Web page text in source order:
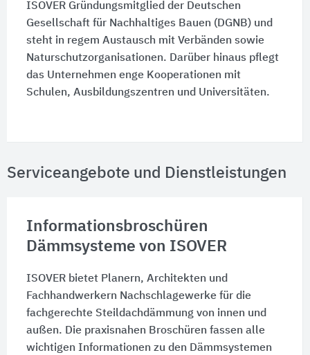
ISOVER Gründungsmitglied der Deutschen
Gesellschaft für Nachhaltiges Bauen (DGNB) und
steht in regem Austausch mit Verbänden sowie
Naturschutzorganisationen. Darüber hinaus pflegt
das Unternehmen enge Kooperationen mit
Schulen, Ausbildungszentren und Universitäten.
Serviceangebote und Dienstleistungen
Informationsbroschüren
Dämmsysteme von ISOVER
ISOVER bietet Planern, Architekten und
Fachhandwerkern Nachschlagewerke für die
fachgerechte Steildachdämmung von innen und
außen. Die praxisnahen Broschüren fassen alle
wichtigen Informationen zu den Dämmsystemen